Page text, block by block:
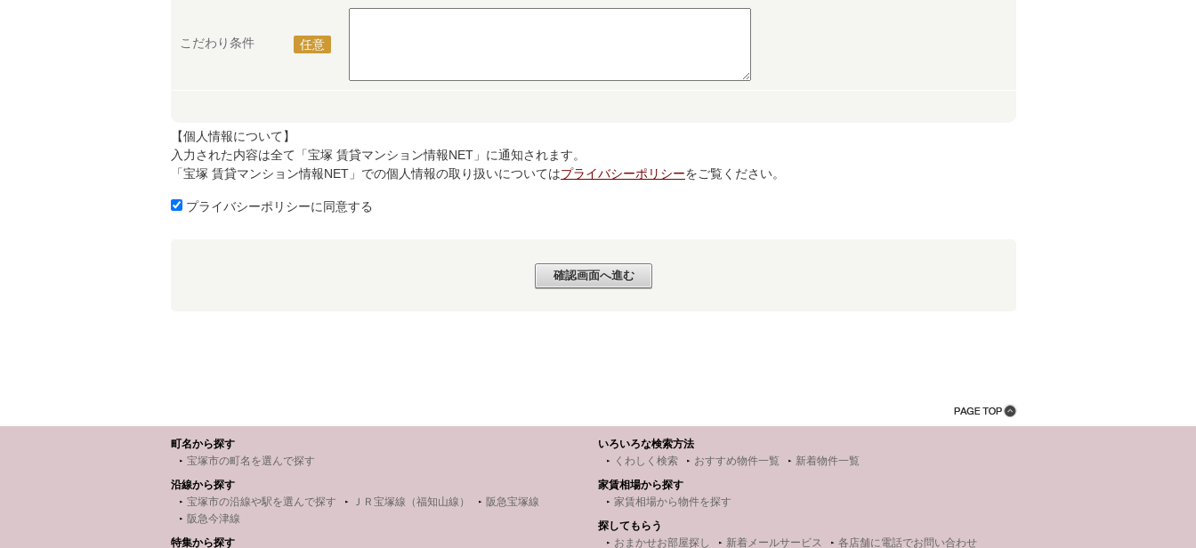
こだわり条件 任意
【個人情報について】
入力された内容は全て「宝塚 賃貸マンション情報NET」に通知されます。
「宝塚 賃貸マンション情報NET」での個人情報の取り扱いについてはプライバシーポリシーをご覧ください。
プライバシーポリシーに同意する
町名から探す
宝塚市の町名を選んで探す
沿線から探す
宝塚市の沿線や駅を選んで探す
ＪＲ宝塚線（福知山線）
阪急宝塚線
阪急今津線
特集から探す
いろいろな検索方法
くわしく検索
おすすめ物件一覧
新着物件一覧
家賃相場から探す
家賃相場から物件を探す
探してもらう
おまかせお部屋探し
新着メールサービス 各店舗に電話でお問い合わせ